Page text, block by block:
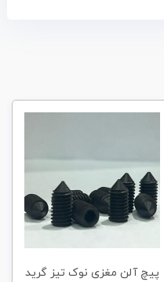
پیچ آلن مغزی نوک تیز گرید